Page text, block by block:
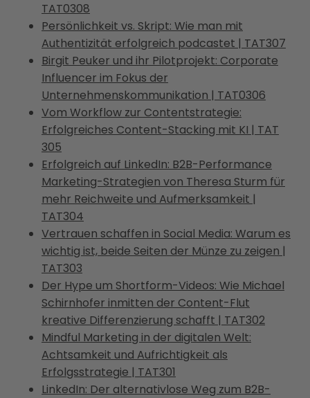
TAT0308
Persönlichkeit vs. Skript: Wie man mit
Authentizität erfolgreich podcastet | TAT307
Birgit Peuker und ihr Pilotprojekt: Corporate
Influencer im Fokus der
Unternehmenskommunikation | TAT0306
Vom Workflow zur Contentstrategie:
Erfolgreiches Content-Stacking mit KI | TAT
305
Erfolgreich auf LinkedIn: B2B-Performance
Marketing-Strategien von Theresa Sturm für
mehr Reichweite und Aufmerksamkeit |
TAT304
Vertrauen schaffen in Social Media: Warum es
wichtig ist, beide Seiten der Münze zu zeigen |
TAT303
Der Hype um Shortform-Videos: Wie Michael
Schirnhofer inmitten der Content-Flut
kreative Differenzierung schafft | TAT302
Mindful Marketing in der digitalen Welt:
Achtsamkeit und Aufrichtigkeit als
Erfolgsstrategie | TAT301
LinkedIn: Der alternativlose Weg zum B2B-